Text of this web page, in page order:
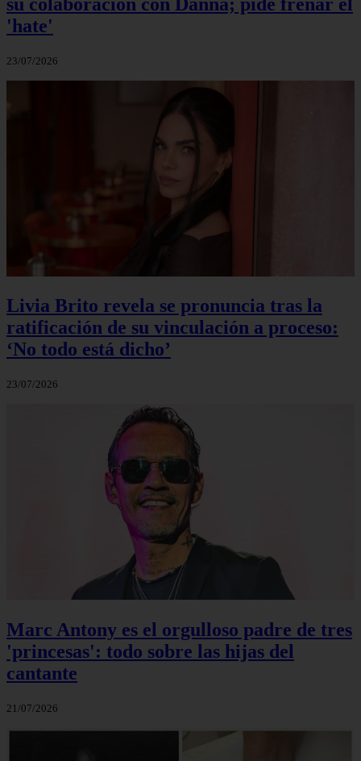
'hate'
23/07/2026
Livia Brito revela se pronuncia tras la
ratificación de su vinculación a proceso:
‘No todo está dicho’
23/07/2026
Marc Antony es el orgulloso padre de tres
'princesas': todo sobre las hijas del
cantante
21/07/2026